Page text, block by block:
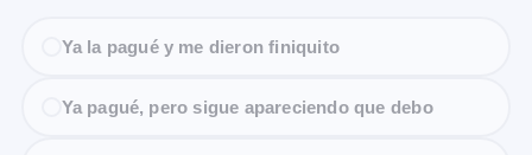
Ya la pagué y me dieron finiquito
Ya pagué, pero sigue apareciendo que debo